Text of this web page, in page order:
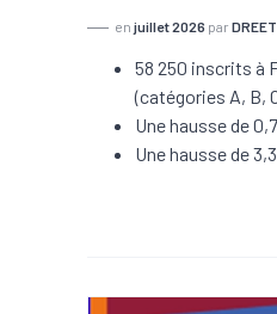
en juillet 2026 par
58 250 inscrits à
(catégories A, B,
Une hausse de
Une hausse de